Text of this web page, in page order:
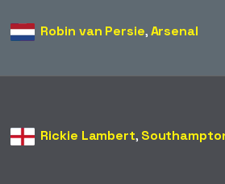
Robin van Persie,Arsenal
Rickie Lambert,